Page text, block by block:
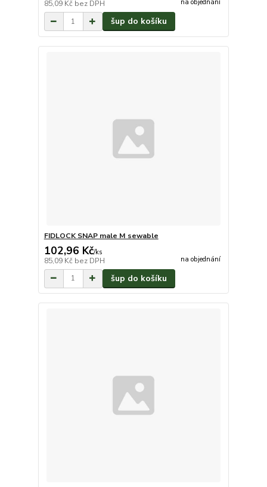
85,09 Kč bez DPH na objednání
šup do košíku
FIDLOCK SNAP male M sewable
102,96 Kč/ks
85,09 Kč bez DPH na objednání
šup do košíku